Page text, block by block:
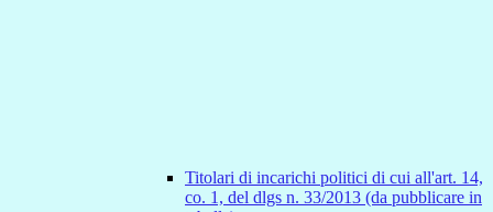
Titolari di incarichi politici di cui all'art. 14,
co. 1, del dlgs n. 33/2013 (da pubblicare in